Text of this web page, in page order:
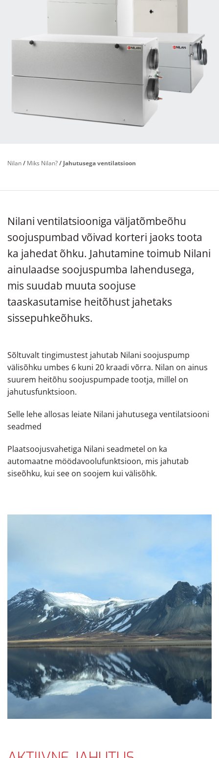
Nilan/ Miks Nilan?/ Jahutusega ventilatsioon
Nilani ventilatsiooniga väljatõmbeõhu
soojuspumbad võivad korteri jaoks toota
ka jahedat õhku. Jahutamine toimub Nilani
ainulaadse soojuspumba lahendusega,
mis suudab muuta soojuse
taaskasutamise heitõhust jahetaks
sissepuhkeõhuks.
Sõltuvalt tingimustest jahutab Nilani soojuspump
välisõhku umbes 6 kuni 20 kraadi võrra. Nilan on ainus
suurem heitõhu soojuspumpade tootja, millel on
jahutusfunktsioon.
Selle lehe allosas leiate Nilani jahutusega ventilatsiooni
seadmed
Plaatsoojusvahetiga Nilani seadmetel on ka
automaatne möödavoolufunktsioon, mis jahutab
siseõhku, kui see on soojem kui välisõhk.